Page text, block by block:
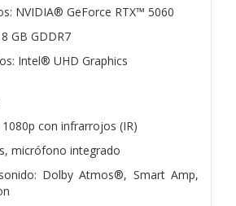
NVIDIA® GeForce RTX™ 5060
GB GDDR7
Intel® UHD Graphics
con infrarrojos (IR)
micrófono integrado
Dolby Atmos®, Smart Amp,